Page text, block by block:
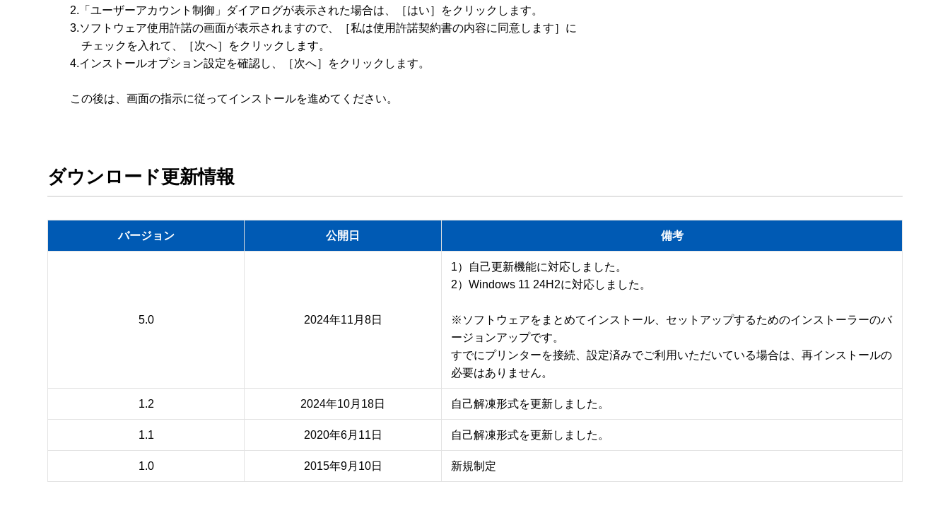
2.「ユーザーアカウント制御」ダイアログが表示された場合は、［はい］をクリックします。
3.ソフトウェア使用許諾の画面が表示されますので、［私は使用許諾契約書の内容に同意します］に
チェックを入れて、［次へ］をクリックします。
4.インストールオプション設定を確認し、［次へ］をクリックします。
この後は、画面の指示に従ってインストールを進めてください。
ダウンロード更新情報
バージョン 公開日 備考
5.0 2024年11月8日
1）自己更新機能に対応しました。
2）Windows 11 24H2に対応しました。
※ソフトウェアをまとめてインストール、セットアップするためのインストーラーのバ
ージョンアップです。
すでにプリンターを接続、設定済みでご利用いただいている場合は、再インストールの
必要はありません。
1.2 2024年10月18日 自己解凍形式を更新しました。
1.1 2020年6月11日 自己解凍形式を更新しました。
1.0 2015年9月10日 新規制定